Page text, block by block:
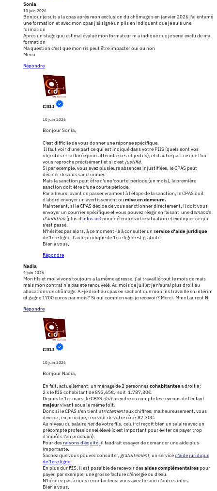
Sonia
10 juin 2026
Bonjour je suis a la cpas après mon exclusion du chômage s en janvier 2026 j'ai entamé
une formation et avec mon cpas j'ai signé un piis en indiquant que je suis une
formation
Après un stage quu est mal évalué mon formateur m a indiqué que je serai exclu de ma
formation
Ma question c'est que mon ris peut être impacter oui ou non
Merci
Répondre
CIDJ
10 juin 2026
Bonjour Sonia,
C'est difficile de vous donner une réponse spécifique.
Il faut voir d'une part ce qui est indiqué dans votre PIIS (quels sont vos
objectifs et la durée pour atteindre ces objectifs), et d'autre part ce que l'on
vous reproche précisément et si c'est justifié.
Si par exemple, vous avez plusieurs absences injustifiées, le CPAS peut
décider de vous sanctionner.
Mais la sanction peut être d'une 'courte' période (un mois), la première
sanction doit être d'une courte période.
Par ailleurs, avant de passer vraiment à l'étape de la sanction, le CPAS doit
d'abord envoyer un avertissement ou mise en demeure.
Maintenant, si le CPAS décide de vous sanctionner directement, il doit vous
envoyer un courrier spécifique et vous pouvez réagir en faisant une demande
d'audition(plus d'infos ici)pour défendre votre situation et expliquer ce qui
s'est passé.
N'hésitez pas alors, à ce moment-là à consulter un service d'aide juridique
de 1ère ligne, l'aide juridique de 1ère ligne est gratuite.
Bien à vous,
Répondre
Nadia
9 juin 2026
Mon fils et moi vivons toujours a la même adresse, j’ai travaillé tout le mois de mais
mais mon contrat n’a pas ete renouvelé. Au mois de juillet je n'aurai plus droit au
allocations de chômage. Ai-je droit au cpas en sachant que mon fils travaille en intérim
et gagne 1700 euros par mois? Si oui combien vais je recevoir? Merci. Mme Laurent N
Répondre
CIDJ
10 juin 2026
Bonjour Nadia,
En fait, actuellement, un ménage de 2 personnescohabitantesa droit à :
2 x le RIS cohabitant de 893,65€, soit 1.787,30€.
Depuis le 1er mars, le CPAS doitprendre en compte les revenus de l'enfant
majeurvivant sous le même toit.
Donc si le CPAS s'en tient strictementaux chiffres, malheureusement, vous
devriez, en principe, recevoir de votre côté 87,30€.
Au niveau du salaire netde votre fils, celui-ci reçoit bien un salaire avec un
précompte professionnel élevé (c'est important pour éviter de payer trop
d'impôts l'an prochain).
Pour desraisons d'équité, il faudrait essayer de demander une aide plus
importante.
Sachez que vous pouvez consulter, gratuitement, un serviced'aide juridique
de 1ère ligne.
En plus dur RIS, il est possible de recevoir desaides complémentairespour
payer, par exemple, une grosse facture d'énergie ou d'eau.
N'hésitez pas à nous recontacter si vous avez besoin d'autres infos.
Bien à vous,